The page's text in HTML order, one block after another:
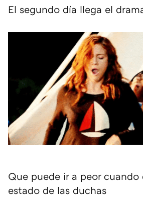
El segundo día llega el
Que puede ir a peor cuando
estado de las duchas